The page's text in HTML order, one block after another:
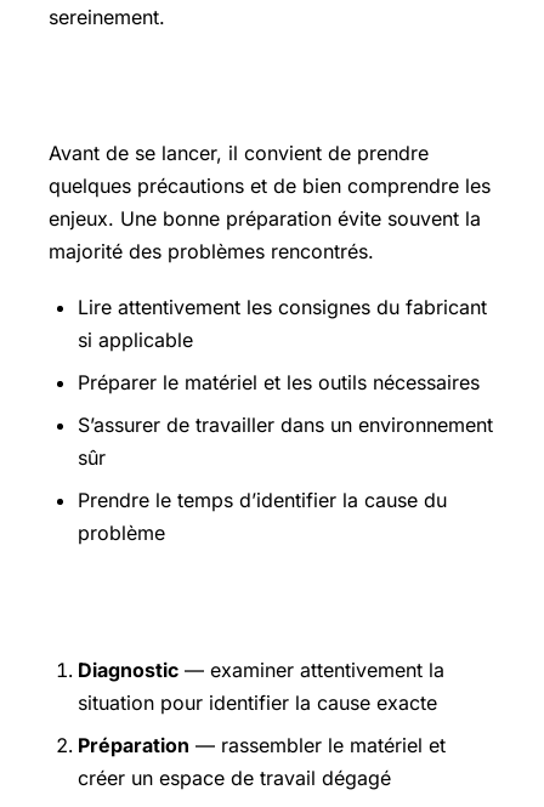
sereinement.
Avant de se lancer, il convient de prendre
quelques précautions et de bien comprendre les
enjeux. Une bonne préparation évite souvent la
majorité des problèmes rencontrés.
Lire attentivement les consignes du fabricant
si applicable
Préparer le matériel et les outils nécessaires
S’assurer de travailler dans un environnement
sûr
Prendre le temps d’identifier la cause du
problème
Diagnostic — examiner attentivement la
situation pour identifier la cause exacte
Préparation — rassembler le matériel et
créer un espace de travail dégagé